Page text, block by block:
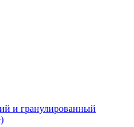
и гранулированный